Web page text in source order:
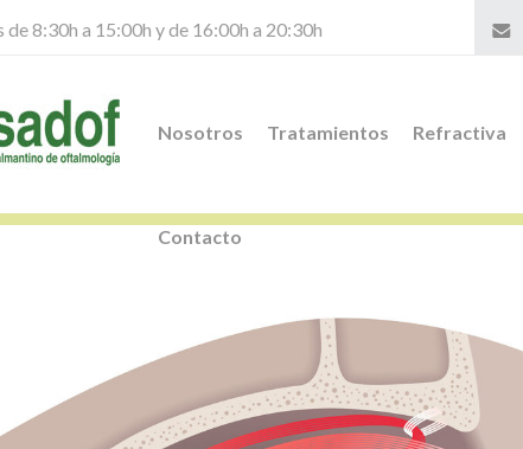
de 8:30h a 15:00h y de 16:00h a 20:30h
Nosotros Tratamientos Refractiva
Contacto